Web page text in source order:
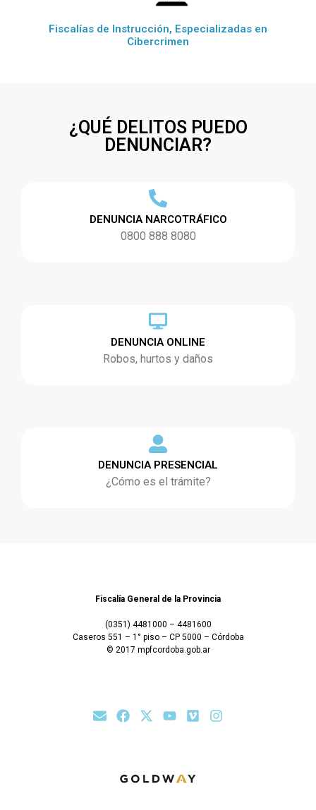
Fiscalías de Instrucción, Especializadas en
Cibercrimen
¿QUÉ DELITOS PUEDO
DENUNCIAR?
DENUNCIA NARCOTRÁFICO
0800 888 8080
DENUNCIA ONLINE
Robos, hurtos y daños
DENUNCIA PRESENCIAL
¿Cómo es el trámite?
Fiscalía General de la Provincia
(0351) 4481000 – 4481600
Caseros 551 – 1° piso – CP 5000 – Córdoba
© 2017 mpfcordoba.gob.ar